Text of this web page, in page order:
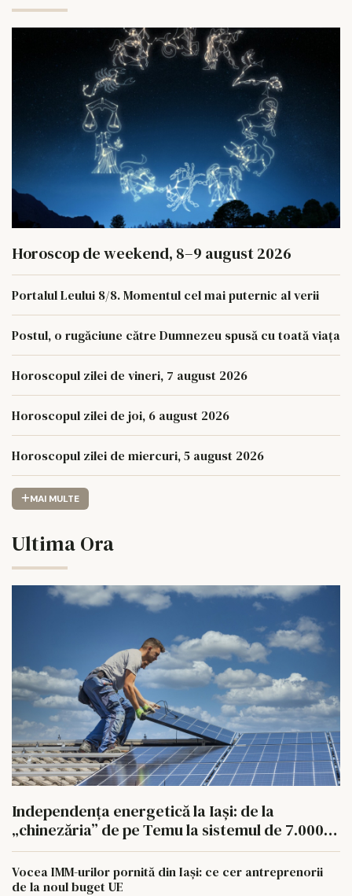
Horoscop de weekend, 8–9 august 2026
Portalul Leului 8/8. Momentul cel mai puternic al verii
Postul, o rugăciune către Dumnezeu spusă cu toată viața
Horoscopul zilei de vineri, 7 august 2026
Horoscopul zilei de joi, 6 august 2026
Horoscopul zilei de miercuri, 5 august 2026
MAI MULTE
Ultima Ora
Independența energetică la Iași: de la
„chinezăria” de pe Temu la sistemul de 7.000
de euro
Vocea IMM-urilor pornită din Iași: ce cer antreprenorii
de la noul buget UE